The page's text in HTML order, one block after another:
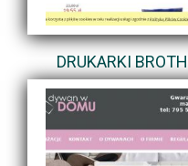
DRUKARKI